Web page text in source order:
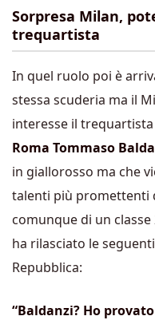
Sorpresa Milan,
trequartista
In quel ruolo poi è
stessa scuderia ma il
interesse il
Roma Tommaso
in giallorosso ma che
talenti più promettenti
comunque di un classe
ha rilasciato le
Repubblica:
“Baldanzi? Ho